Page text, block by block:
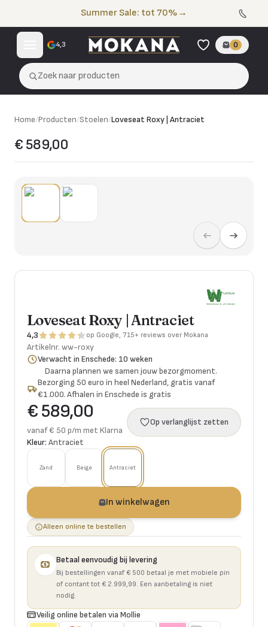
Summer Sale: tot 70% →
4,3 0
Zoek naar producten
Home/Producten/Stoelen/Loveseat Roxy | Antraciet
€ 589,00
Loveseat Roxy | Antraciet
4,3 op Google, 715+ reviews over Mokana
Artikelnr. ww-roxy
Verwacht in Enschede: 10 weken
Daarna plannen we samen jouw bezorgmoment.
Bezorging 50 euro in heel Nederland, gratis vanaf
€1.000. Afhalen in Enschede is gratis
€ 589,00
vanaf € 50 p/m met Klarna
Op verlanglijst zetten
Kleur: Antraciet
Zand Beige Antraciet
In winkelwagen
Alleen online te bestellen
Betaal eenvoudig bij levering
Bij bestellingen vanaf € 500 betaal je met mobiele pin
of contant tot € 2.999,99. Een aanbetaling is niet
nodig.
Veilig online betalen via Mollie